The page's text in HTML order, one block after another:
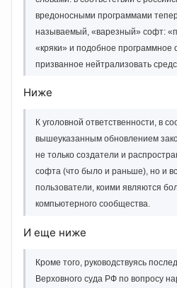
вредоносными программами
называемый, «варезный» софт:
«кряки» и подобное программное
призванное нейтрализовать
Ниже
К уголовной ответственности, в
вышеуказанным обновлением
не только создатели и
софта (что было и раньше), но и
пользователи, коими являются
компьютерного сообщества.
И еще ниже
Кроме того, руководствуясь
Верховного суда РФ по вопросу